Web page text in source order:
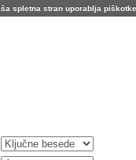
spletna stran uporablja